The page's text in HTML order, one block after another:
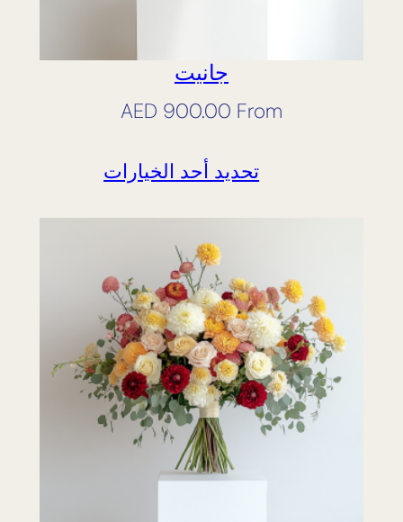
جانيت
From
AED 900.00
تحديد أحد الخيارات